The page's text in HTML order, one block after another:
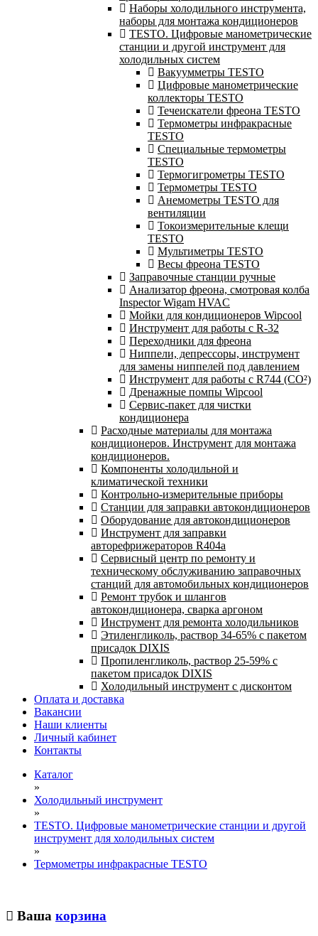
Наборы холодильного инструмента,
наборы для монтажа кондиционеров
TESTO. Цифровые манометрические
станции и другой инструмент для
холодильных систем
Вакуумметры TESTO
Цифровые манометрические
коллекторы TESTO
Течеискатели фреона TESTO
Термометры инфракрасные
TESTO
Специальные термометры
TESTO
Термогигрометры TESTO
Термометры TESTO
Анемометры TESTO для
вентиляции
Токоизмерительные клещи
TESTO
Мультиметры TESTO
Весы фреона TESTO
Заправочные станции ручные
Анализатор фреона, смотровая колба
Inspector Wigam HVAC
Мойки для кондиционеров Wipcool
Инструмент для работы с R-32
Переходники для фреона
Ниппели, депрессоры, инструмент
для замены ниппелей под давлением
Инструмент для работы с R744 (CO²)
Дренажные помпы Wipcool
Сервис-пакет для чистки
кондиционера
Расходные материалы для монтажа
кондиционеров. Инструмент для монтажа
кондиционеров.
Компоненты холодильной и
климатической техники
Контрольно-измерительные приборы
Станции для заправки автокондиционеров
Оборудование для автокондиционеров
Инструмент для заправки
авторефрижераторов R404a
Сервисный центр по ремонту и
техническому обслуживанию заправочных
станций для автомобильных кондиционеров
Ремонт трубок и шлангов
автокондиционера, сварка аргоном
Инструмент для ремонта холодильников
Этиленгликоль, раствор 34-65% с пакетом
присадок DIXIS
Пропиленгликоль, раствор 25-59% с
пакетом присадок DIXIS
Холодильный инструмент с дисконтом
Оплата и доставка
Вакансии
Наши клиенты
Личный кабинет
Контакты
Каталог
»
Холодильный инструмент
»
TESTO. Цифровые манометрические станции и другой
инструмент для холодильных систем
»
Термометры инфракрасные TESTO
Ваша корзина